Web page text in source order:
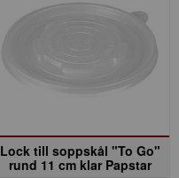
Lock till soppskål "To Go"
rund 11 cm klar Papstar